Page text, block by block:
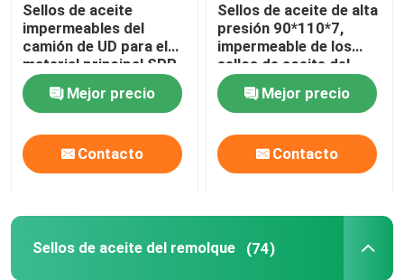
Sellos de aceite
impermeables del
camión de UD para el
material principal SPR
85*110*15/21.3 de la
caja de cambios ACM
Mejor precio
Contacto
Sellos de aceite de alta
presión 90*110*7,
impermeable de los
sellos de aceite del
remolque de MVQ/de
FKM
Mejor precio
Contacto
Sellos de aceite del remolque (74)